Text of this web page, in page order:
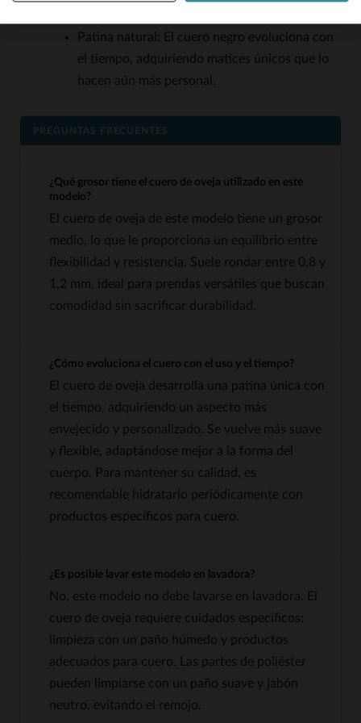
Patina natural: El cuero negro evoluciona con
el tiempo, adquiriendo matices únicos que lo
hacen aún más personal.
PREGUNTAS FRECUENTES
¿Qué grosor tiene el cuero de oveja utilizado en este
modelo?
El cuero de oveja de este modelo tiene un grosor
medio, lo que le proporciona un equilibrio entre
flexibilidad y resistencia. Suele rondar entre 0,8 y
1,2 mm, ideal para prendas versátiles que buscan
comodidad sin sacrificar durabilidad.
¿Cómo evoluciona el cuero con el uso y el tiempo?
El cuero de oveja desarrolla una patina única con
el tiempo, adquiriendo un aspecto más
envejecido y personalizado. Se vuelve más suave
y flexible, adaptándose mejor a la forma del
cuerpo. Para mantener su calidad, es
recomendable hidratarlo periódicamente con
productos específicos para cuero.
¿Es posible lavar este modelo en lavadora?
No, este modelo no debe lavarse en lavadora. El
cuero de oveja requiere cuidados específicos:
limpieza con un paño húmedo y productos
adecuados para cuero. Las partes de poliéster
pueden limpiarse con un paño suave y jabón
neutro, evitando el remojo.